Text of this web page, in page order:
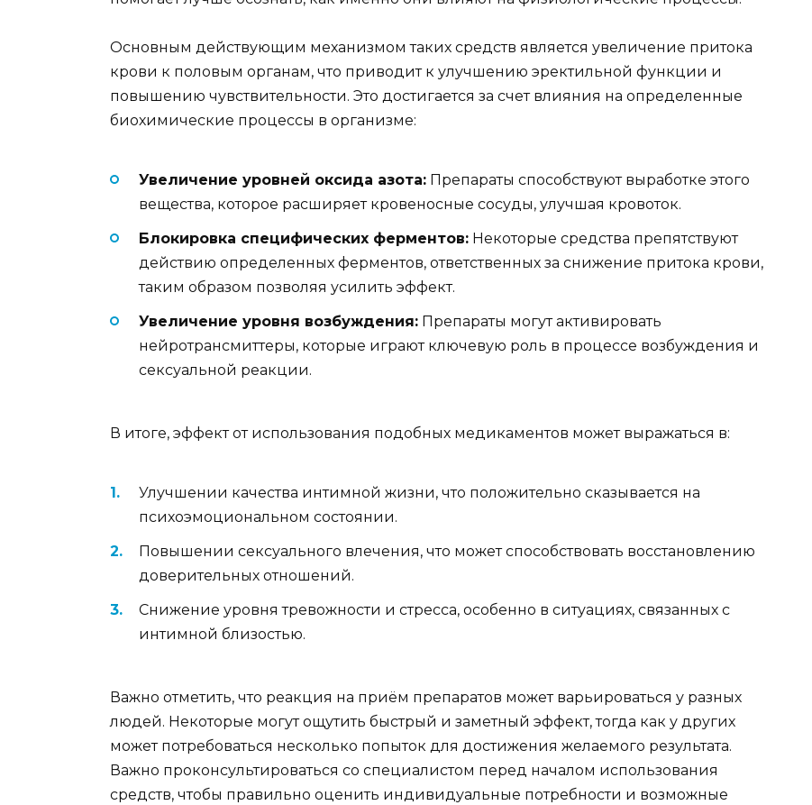
Основным действующим механизмом таких средств является увеличение притока
крови к половым органам, что приводит к улучшению эректильной функции и
повышению чувствительности. Это достигается за счет влияния на определенные
биохимические процессы в организме:
Увеличение уровней оксида азота: Препараты способствуют выработке этого
вещества, которое расширяет кровеносные сосуды, улучшая кровоток.
Блокировка специфических ферментов: Некоторые средства препятствуют
действию определенных ферментов, ответственных за снижение притока крови,
таким образом позволяя усилить эффект.
Увеличение уровня возбуждения: Препараты могут активировать
нейротрансмиттеры, которые играют ключевую роль в процессе возбуждения и
сексуальной реакции.
В итоге, эффект от использования подобных медикаментов может выражаться в:
Улучшении качества интимной жизни, что положительно сказывается на
психоэмоциональном состоянии.
Повышении сексуального влечения, что может способствовать восстановлению
доверительных отношений.
Снижение уровня тревожности и стресса, особенно в ситуациях, связанных с
интимной близостью.
Важно отметить, что реакция на приём препаратов может варьироваться у разных
людей. Некоторые могут ощутить быстрый и заметный эффект, тогда как у других
может потребоваться несколько попыток для достижения желаемого результата.
Важно проконсультироваться со специалистом перед началом использования
средств, чтобы правильно оценить индивидуальные потребности и возможные